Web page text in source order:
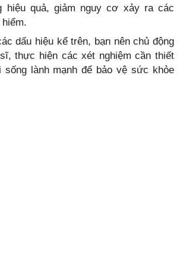
hiệu quả, giảm nguy cơ xảy ra các
dấu hiệu kể trên, bạn nên chủ động
thực hiện các xét nghiệm cần thiết
sống lành mạnh để bảo vệ sức khỏe